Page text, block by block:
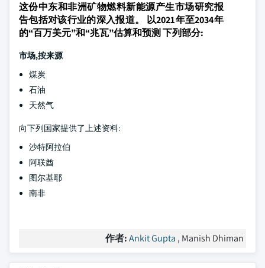
这份中东和非洲矿物燃料新能源产生市场研究报
告包括对该行业的深入报道。 以2021年至2034年
的“百万美元”和“兆瓦”估算和预测 下列部分:
市场,按来源
煤炭
石油
天然气
向下列国家提供了上述资料:
沙特阿拉伯
阿联酋
图尔基耶
南非
作者:Ankit Gupta , Manish Dhiman